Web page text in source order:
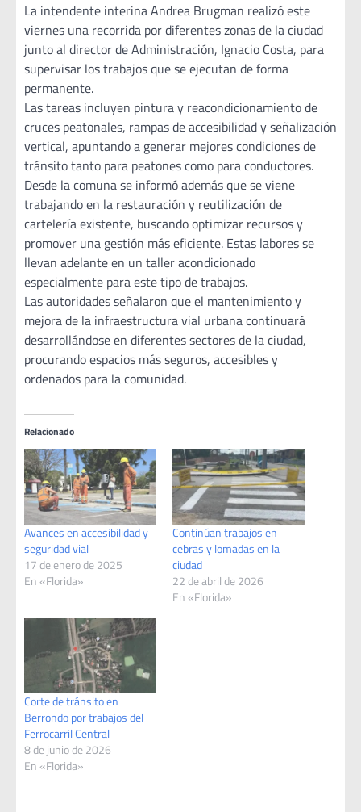
La intendente interina Andrea Brugman realizó este
viernes una recorrida por diferentes zonas de la ciudad
junto al director de Administración, Ignacio Costa, para
supervisar los trabajos que se ejecutan de forma
permanente.
Las tareas incluyen pintura y reacondicionamiento de
cruces peatonales, rampas de accesibilidad y señalización
vertical, apuntando a generar mejores condiciones de
tránsito tanto para peatones como para conductores.
Desde la comuna se informó además que se viene
trabajando en la restauración y reutilización de
cartelería existente, buscando optimizar recursos y
promover una gestión más eficiente. Estas labores se
llevan adelante en un taller acondicionado
especialmente para este tipo de trabajos.
Las autoridades señalaron que el mantenimiento y
mejora de la infraestructura vial urbana continuará
desarrollándose en diferentes sectores de la ciudad,
procurando espacios más seguros, accesibles y
ordenados para la comunidad.
Relacionado
Avances en accesibilidad y
seguridad vial
17 de enero de 2025
En «Florida»
Continúan trabajos en
cebras y lomadas en la
ciudad
22 de abril de 2026
En «Florida»
Corte de tránsito en
Berrondo por trabajos del
Ferrocarril Central
8 de junio de 2026
En «Florida»